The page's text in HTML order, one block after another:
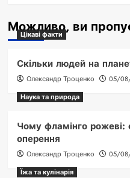
Можливо, ви
Цікаві факти
Скільки людей на
Олександр Троценко
05/
Наука та природа
Чому фламінго рожеві:
оперення
Олександр Троценко
05/
Їжа та кулінарія